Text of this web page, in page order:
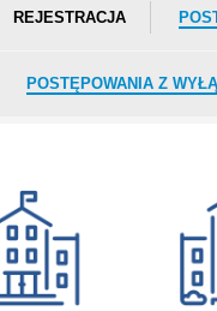
REJESTRACJA
POSTĘPOWANIA Z